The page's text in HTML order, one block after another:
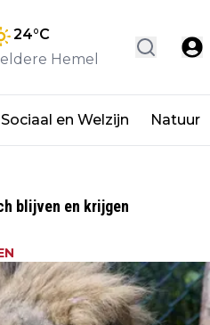
24°C
Hemel
Sociaal en Welzijn Natuur
blijven en krijgen